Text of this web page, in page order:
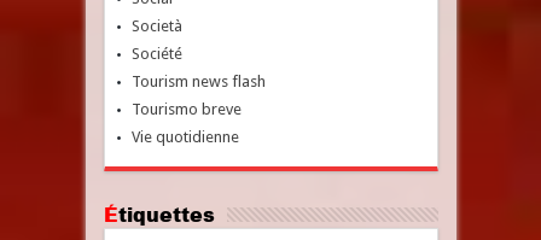
Società
Société
Tourism news flash
Tourismo breve
Vie quotidienne
Étiquettes